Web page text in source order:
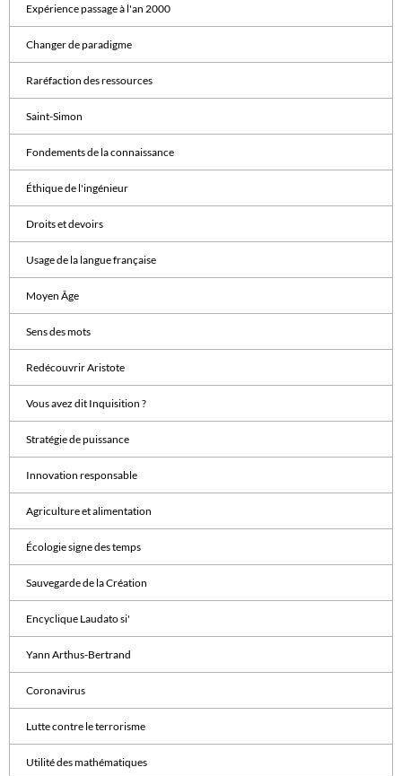
Expérience passage à l'an 2000
Changer de paradigme
Raréfaction des ressources
Saint-Simon
Fondements de la connaissance
Éthique de l'ingénieur
Droits et devoirs
Usage de la langue française
Moyen Âge
Sens des mots
Redécouvrir Aristote
Vous avez dit Inquisition ?
Stratégie de puissance
Innovation responsable
Agriculture et alimentation
Écologie signe des temps
Sauvegarde de la Création
Encyclique Laudato si'
Yann Arthus-Bertrand
Coronavirus
Lutte contre le terrorisme
Utilité des mathématiques